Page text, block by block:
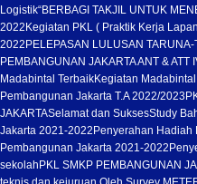
Logistik“BERBAGI TAKJIL UNTUK
2022 Kegiatan PKL ( Praktik Kerja
2022 PELEPASAN LULUSAN
PEMBANGUNAN JAKARTA ANT & ATT
Madabintal TerbaikKegiatan
Pembangunan Jakarta T.A 2022/2023
JAKARTASelamat dan SuksesStudy
Jakarta 2021-2022 Penyerahan Hadiah
Pembangunan Jakarta 2021-2022
sekolah PKL SMKP PEMBANGUNAN